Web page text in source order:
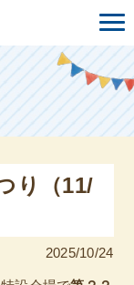
り（11/
2025/10/24